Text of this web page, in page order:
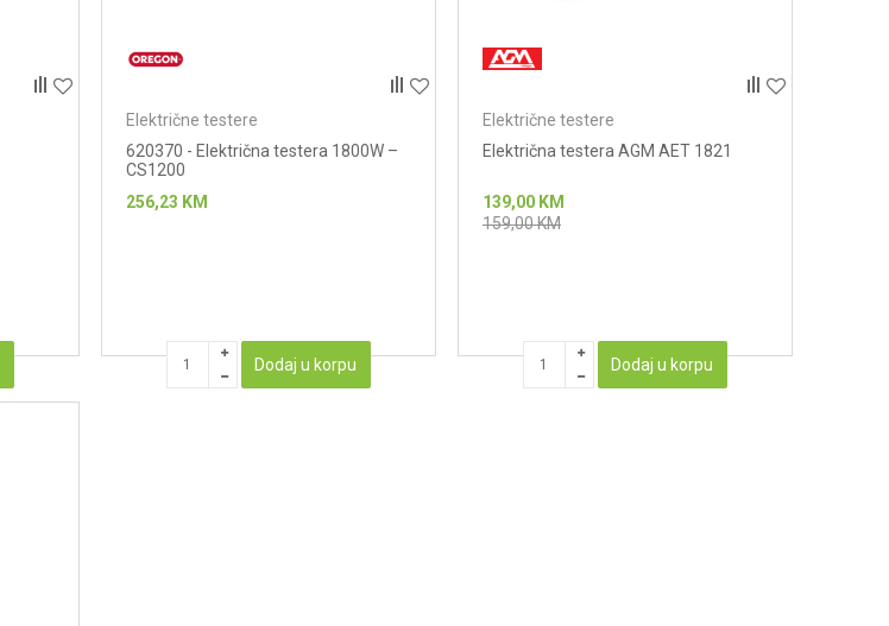
Električne testere
620370 - Električna testera 1800W –
CS1200
256,23 KM
Dodaj u korpu
Električne testere
Električna testera AGM AET 1821
139,00 KM
159,00KM
Dodaj u korpu